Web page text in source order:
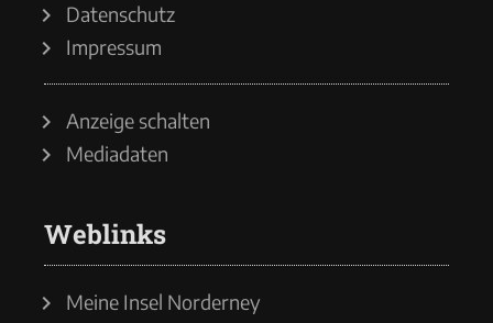
Datenschutz
Impressum
Anzeige schalten
Mediadaten
Weblinks
Meine Insel Norderney